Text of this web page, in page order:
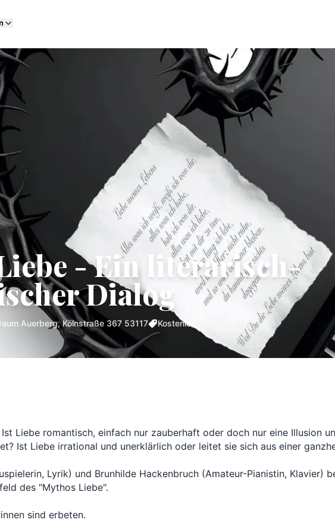
Liebe - Ein literarisch-
Dialog
Auerberg, Kölnstraße 367 53117 Kostenlos
Liebe romantisch, einfach nur zauberhaft oder doch nur eine Illusion
Ist Liebe irrational und unerklärlich oder leitet sie sich aus einer
Lyrik) und Brunhilde Hackenbruch (Amateur-Pianistin, Klavier)
des "Mythos Liebe".
sind erbeten.